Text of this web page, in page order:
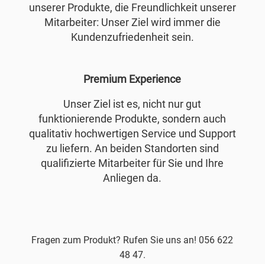
unserer Produkte, die Freundlichkeit unserer
Mitarbeiter: Unser Ziel wird immer die
Kundenzufriedenheit sein.
Premium Experience
Unser Ziel ist es, nicht nur gut
funktionierende Produkte, sondern auch
qualitativ hochwertigen Service und Support
zu liefern. An beiden Standorten sind
qualifizierte Mitarbeiter für Sie und Ihre
Anliegen da.
Fragen zum Produkt? Rufen Sie uns an! 056 622
48 47.